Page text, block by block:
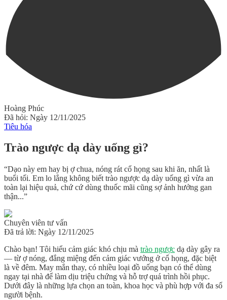
Hoàng Phúc
Đã hỏi: Ngày 12/11/2025
Tiêu hóa
Trào ngược dạ dày uống gì?
“Dạo này em hay bị ợ chua, nóng rát cổ họng sau khi ăn, nhất là
buổi tối. Em lo lắng không biết trào ngược dạ dày uống gì vừa an
toàn lại hiệu quả, chứ cứ dùng thuốc mãi cũng sợ ảnh hưởng gan
thận...”
Chuyên viên tư vấn
Đã trả lời: Ngày 12/11/2025
Chào bạn! Tôi hiểu cảm giác khó chịu mà trào ngược dạ dày gây ra
— từ ợ nóng, đắng miệng đến cảm giác vướng ở cổ họng, đặc biệt
là về đêm. May mắn thay, có nhiều loại đồ uống bạn có thể dùng
ngay tại nhà để làm dịu triệu chứng và hỗ trợ quá trình hồi phục.
Dưới đây là những lựa chọn an toàn, khoa học và phù hợp với đa số
người bệnh.